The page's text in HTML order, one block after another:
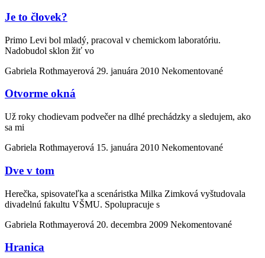
Je to človek?
Primo Levi bol mladý, pracoval v chemickom laboratóriu.
Nadobudol sklon žiť vo
Gabriela Rothmayerová 29. januára 2010 Nekomentované
Otvorme okná
Už roky chodievam podvečer na dlhé prechádzky a sledujem, ako
sa mi
Gabriela Rothmayerová 15. januára 2010 Nekomentované
Dve v tom
Herečka, spisovateľka a scenáristka Milka Zimková vyštudovala
divadelnú fakultu VŠMU. Spolupracuje s
Gabriela Rothmayerová 20. decembra 2009 Nekomentované
Hranica